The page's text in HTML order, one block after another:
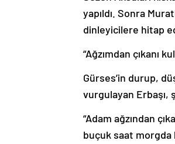
yapıldı. Sonra
dinleyicilere hitap
“Ağzımdan çıkanı
Gürses’in durup,
vurgulayan Erbaşı,
“Adam ağzından
buçuk saat morgda